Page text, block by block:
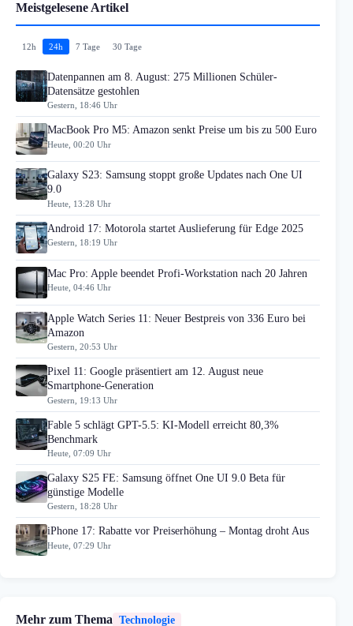
Meistgelesene Artikel
12h 24h 7 Tage 30 Tage
Datenpannen am 8. August: 275 Millionen Schüler-
Datensätze gestohlen
Gestern, 18:46 Uhr
MacBook Pro M5: Amazon senkt Preise um bis zu 500 Euro
Heute, 00:20 Uhr
Galaxy S23: Samsung stoppt große Updates nach One UI
9.0
Heute, 13:28 Uhr
Android 17: Motorola startet Auslieferung für Edge 2025
Gestern, 18:19 Uhr
Mac Pro: Apple beendet Profi-Workstation nach 20 Jahren
Heute, 04:46 Uhr
Apple Watch Series 11: Neuer Bestpreis von 336 Euro bei
Amazon
Gestern, 20:53 Uhr
Pixel 11: Google präsentiert am 12. August neue
Smartphone-Generation
Gestern, 19:13 Uhr
Fable 5 schlägt GPT-5.5: KI-Modell erreicht 80,3%
Benchmark
Heute, 07:09 Uhr
Galaxy S25 FE: Samsung öffnet One UI 9.0 Beta für
günstige Modelle
Gestern, 18:28 Uhr
iPhone 17: Rabatte vor Preiserhöhung – Montag droht Aus
Heute, 07:29 Uhr
Mehr zum Thema Technologie